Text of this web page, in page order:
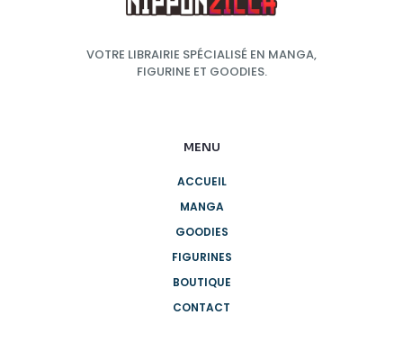
VOTRE LIBRAIRIE SPÉCIALISÉ EN MANGA,
FIGURINE ET GOODIES.
MENU
ACCUEIL
MANGA
GOODIES
FIGURINES
BOUTIQUE
CONTACT